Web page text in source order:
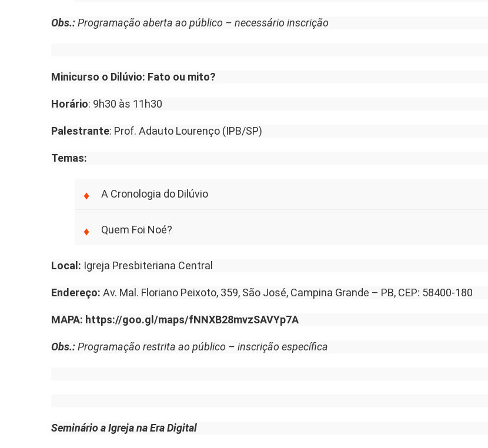
Obs.:Programação aberta ao público – necessário inscrição
Minicurso o Dilúvio: Fato ou mito?
Horário: 9h30 às 11h30
Palestrante: Prof. Adauto Lourenço (IPB/SP)
Temas:
A Cronologia do Dilúvio
Quem Foi Noé?
Local: Igreja Presbiteriana Central
Endereço: Av. Mal. Floriano Peixoto, 359, São José, Campina Grande – PB, CEP: 58400-180
MAPA: https://goo.gl/maps/fNNXB28mvzSAVYp7A
Obs.:Programação restrita ao público – inscrição específica
Seminário a Igreja na Era Digital